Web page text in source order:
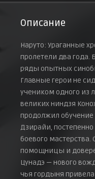
17 мая 2007 г.
24 мая 2007 г.
Секрет дзинтюрики
31 мая 2007 г.
Смерть Гаары!
7 июня 2007 г.
Вторжение!
21 июня 2007 г.
Ловушка
5 июля 2007 г.
Хируко против двух
Истинное лицо
Описание
Наруто: Ураганные
пролетели два
ряды опытных
Главные герои не
учеником одного из
великих ниндзя
продолжил обучение
Дзирайи,
боевого
помощницы и
Цунадэ — нового
чья гордыня